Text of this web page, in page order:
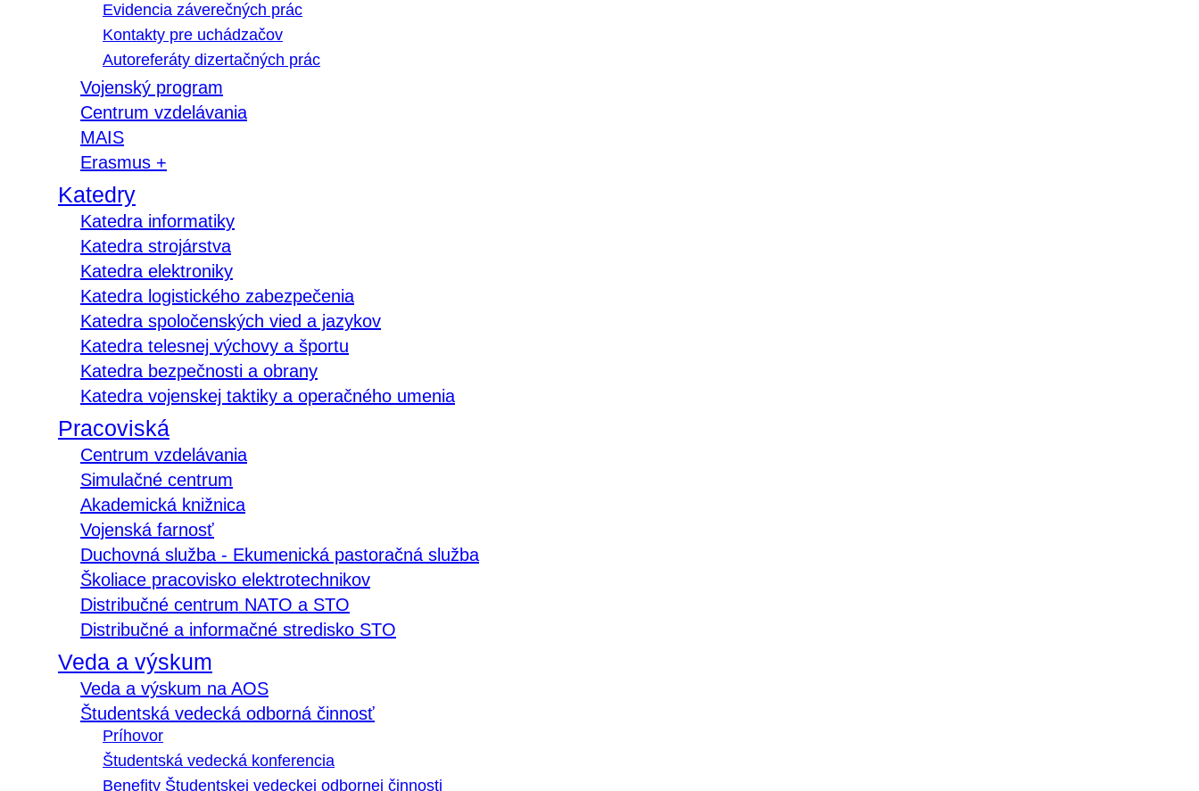
Evidencia záverečných prác
Kontakty pre uchádzačov
Autoreferáty dizertačných prác
Vojenský program
Centrum vzdelávania
MAIS
Erasmus +
Katedry
Katedra informatiky
Katedra strojárstva
Katedra elektroniky
Katedra logistického zabezpečenia
Katedra spoločenských vied a jazykov
Katedra telesnej výchovy a športu
Katedra bezpečnosti a obrany
Katedra vojenskej taktiky a operačného umenia
Pracoviská
Centrum vzdelávania
Simulačné centrum
Akademická knižnica
Vojenská farnosť
Duchovná služba - Ekumenická pastoračná služba
Školiace pracovisko elektrotechnikov
Distribučné centrum NATO a STO
Distribučné a informačné stredisko STO
Veda a výskum
Veda a výskum na AOS
Študentská vedecká odborná činnosť
Príhovor
Študentská vedecká konferencia
Benefity Študentskej vedeckej odbornej činnosti